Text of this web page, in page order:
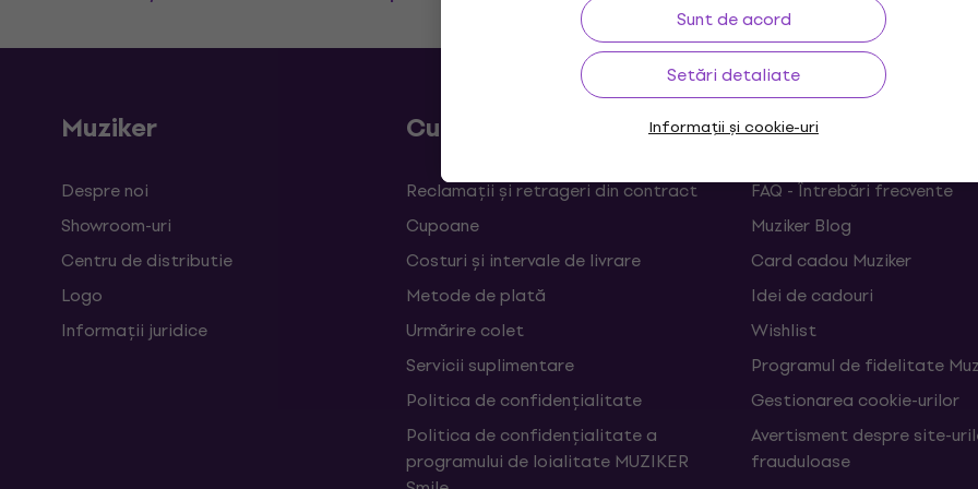
Sunt de acord
Setări detaliate
Informații și cookie-uri
Muziker
Despre noi
Showroom-uri
Centru de distributie
Logo
Informații juridice
Cumpărare
Reclamații și retrageri din contract
Cupoane
Costuri și intervale de livrare
Metode de plată
Urmărire colet
Servicii suplimentare
Politica de confidențialitate
Politica de confidențialitate a
programului de loialitate MUZIKER
Linkuri utile
FAQ - Întrebări frecvente
Muziker Blog
Card cadou Muziker
Idei de cadouri
Wishlist
Programul de fidelitate
Gestionarea cookie-urilor
Avertisment despre site-
frauduloase